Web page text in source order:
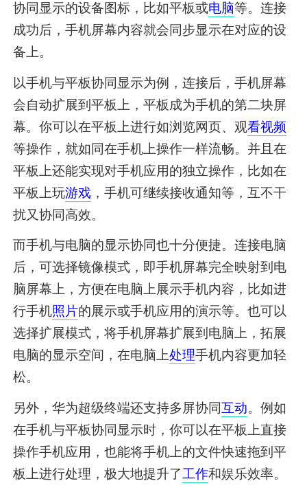
协同显示的设备图标，比如平板或电脑等。连接
成功后，手机屏幕内容就会同步显示在对应的设
备上。
以手机与平板协同显示为例，连接后，手机屏幕
会自动扩展到平板上，平板成为手机的第二块屏
幕。你可以在平板上进行如浏览网页、观看视频
等操作，就如同在手机上操作一样流畅。并且在
平板上还能实现对手机应用的独立操作，比如在
平板上玩游戏 ，手机可继续接收通知等，互不干
扰又协同高效。
而手机与电脑的显示协同也十分便捷。连接电脑
后，可选择镜像模式，即手机屏幕完全映射到电
脑屏幕上，方便在电脑上展示手机内容，比如进
行手机照片的展示或手机应用的演示等。也可以
选择扩展模式，将手机屏幕扩展到电脑上，拓展
电脑的显示空间，在电脑上处理手机内容更加轻
松。
另外，华为超级终端还支持多屏协同互动。例如
在手机与平板协同显示时，你可以在平板上直接
操作手机应用，也能将手机上的文件快速拖到平
板上进行处理，极大地提升了工作和娱乐效率。